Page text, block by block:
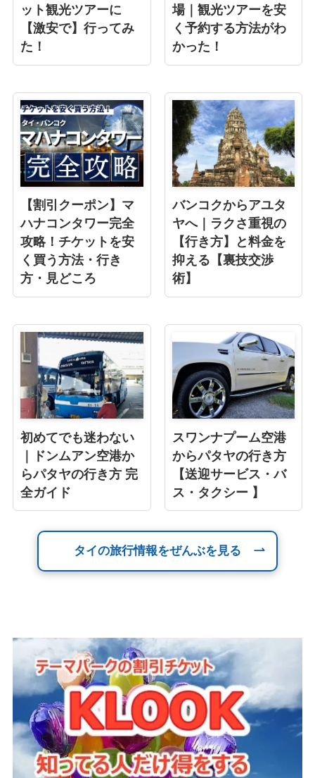
ット観光ツアーに
【激安で】行ってみ
た！
場｜観光ツアーを安
く予約する方法がわ
かった！
【割引クーポン】マ
ハナコンタワー完全
攻略！チケットを安
く買う方法・行き
方・見どころ
バンコクからアユタ
ヤへ｜ラクさ重視の
【行き方】と料金を
抑える【裏技交渉
術】
初めてでも迷わない
｜ドンムアン空港か
らパタヤの行き方 完
全ガイド
スワンナプーム空港
からパタヤの行き方
【送迎サービス・バ
ス・タクシー 】
タイの旅行情報をぜんぶを見る